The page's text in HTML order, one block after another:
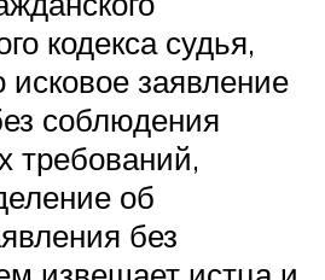
кодекса судья,
исковое заявление
соблюдения
требований,
об
без